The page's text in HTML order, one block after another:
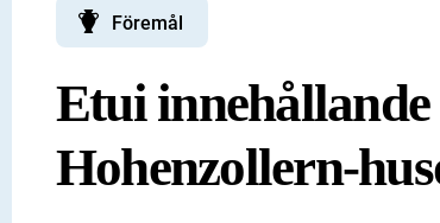
Föremål
Etui
Hohenzollern-